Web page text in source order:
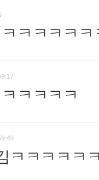
ㅋㅋㅋㅋ
ㅋㅋㅋㅋ
ㅋㅋㅋㅋㅋ